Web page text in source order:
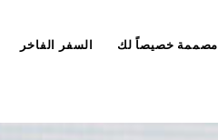
مصممة خصيصاً لك السفر الفاخر